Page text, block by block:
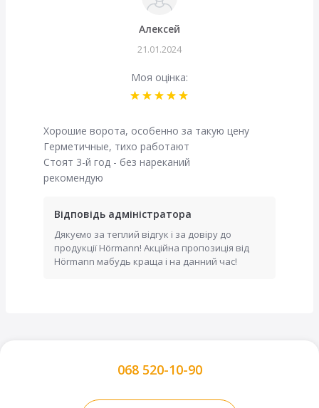
Колір гаражних воріт RenoMatic М-гофр Decocolor №277:
варіанти декоративного оздоблення.
Алексей
21.01.2024
Моя оцінка:
Хорошие ворота, особенно за такую цену
Герметичные, тихо работают
Стоят 3-й год - без нареканий
рекомендую
Відповідь адміністратора
Дякуємо за теплий відгук і за довіру до
продукції Hörmann! Акційна пропозиція від
Hörmann мабудь краща і на данний час!
068 520-10-90